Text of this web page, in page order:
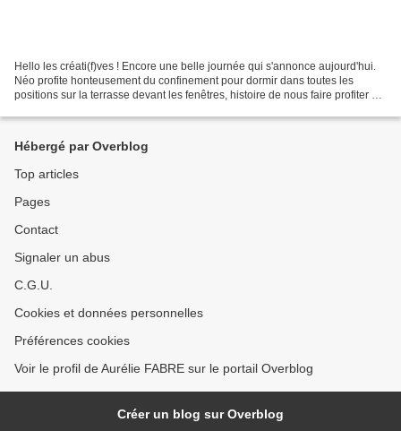
Hello les créati(f)ves ! Encore une belle journée qui s'annonce aujourd'hui.
Néo profite honteusement du confinement pour dormir dans toutes les
positions sur la terrasse devant les fenêtres, histoire de nous faire profiter de
Hébergé par Overblog
Top articles
Pages
Contact
Signaler un abus
C.G.U.
Cookies et données personnelles
Préférences cookies
Voir le profil de Aurélie FABRE sur le portail Overblog
Créer un blog sur Overblog